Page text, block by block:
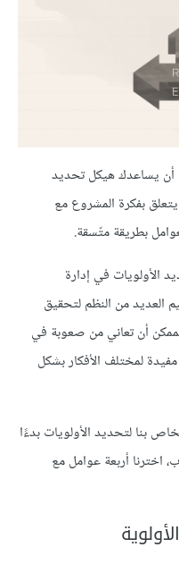
أن يساعدك هيكل تحديد
بفكرة المشروع مع
بطريقة متّسقة.
الأولويات في إدارة
العديد من النظم لتحقيق
أن تعاني من صعوبة في
لمختلف الأفكار بشكل
بنا لتحديد الأولويات بدءًا
اخترنا أربعة عوامل مع